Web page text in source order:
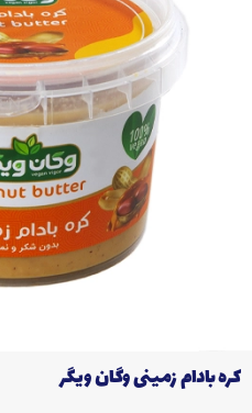
کره بادام زمینی وگان ویگر